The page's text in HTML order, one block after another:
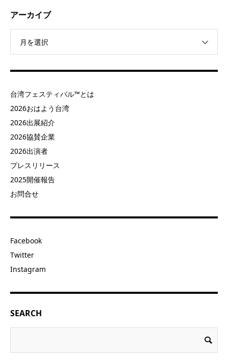
アーカイブ
月を選択
台湾フェスティバル™とは
2026おはよう台湾
2026出展紹介
2026協賛企業
2026出演者
プレスリリース
2025開催報告
お問合せ
Facebook
Twitter
Instagram
SEARCH